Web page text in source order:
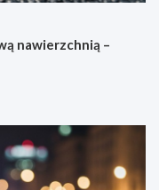
nawierzchnią –